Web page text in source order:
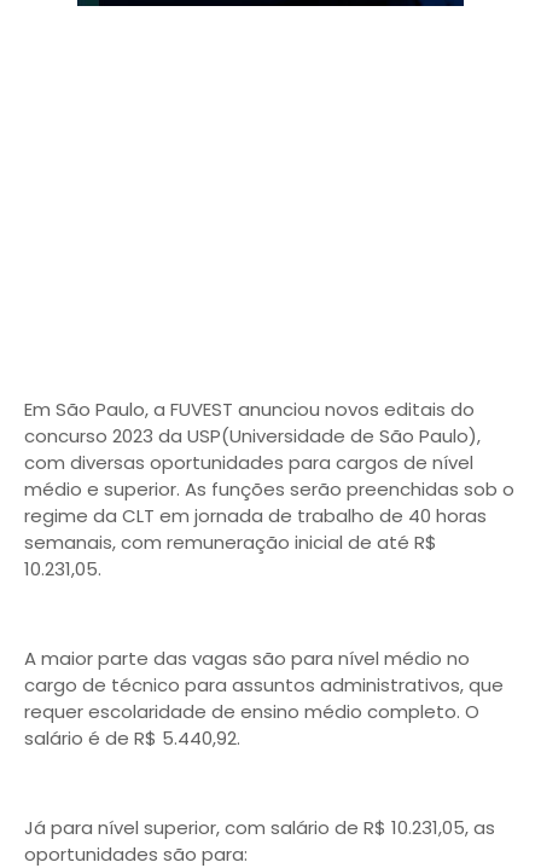
Em São Paulo, a FUVEST anunciou novos editais do
concurso 2023 da USP(Universidade de São Paulo),
com diversas oportunidades para cargos de nível
médio e superior. As funções serão preenchidas sob o
regime da CLT em jornada de trabalho de 40 horas
semanais, com remuneração inicial de até R$
10.231,05.
A maior parte das vagas são para nível médio no
cargo de técnico para assuntos administrativos, que
requer escolaridade de ensino médio completo. O
salário é de R$ 5.440,92.
Já para nível superior, com salário de R$ 10.231,05, as
oportunidades são para: